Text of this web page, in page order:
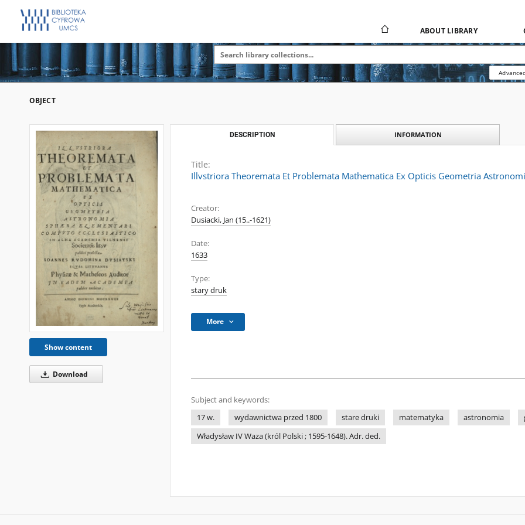
ABOUT LIBRARY
OBJECT
Show content
Download
DESCRIPTION INFORMATION
Title:
Illvstriora Theoremata Et Problemata Mathematica Ex Opticis Geometria
Creator:
Dusiacki, Jan (15..-1621)
Date:
1633
Type:
stary druk
More
Subject and keywords:
17 w.
wydawnictwa przed 1800 stare druki matematyka astronomia
Władysław IV Waza (król Polski ; 1595-1648). Adr. ded.